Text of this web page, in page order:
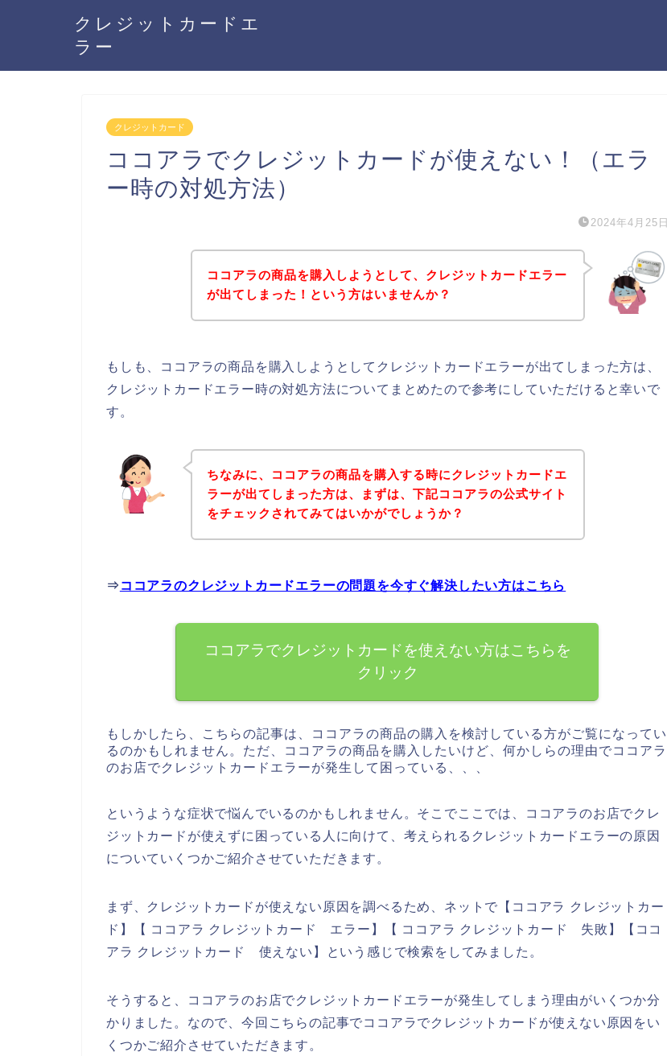
クレジットカードエ
ラー
クレジットカード
ココアラでクレジットカードが使えない！（エラ
ー時の対処方法）
2024年4月25日
ココアラの商品を購入しようとして、クレジットカードエラー
が出てしまった！という方はいませんか？
もしも、ココアラの商品を購入しようとしてクレジットカードエラーが出てしまった方は、
クレジットカードエラー時の対処方法についてまとめたので参考にしていただけると幸いで
す。
ちなみに、ココアラの商品を購入する時にクレジットカードエ
ラーが出てしまった方は、まずは、下記ココアラの公式サイト
をチェックされてみてはいかがでしょうか？
⇒ ココアラのクレジットカードエラーの問題を今すぐ解決したい方はこちら
ココアラでクレジットカードを使えない方はこちらを
クリック
もしかしたら、こちらの記事は、ココアラの商品の購入を検討している方がご覧になってい
るのかもしれません。ただ、ココアラの商品を購入したいけど、何かしらの理由でココアラ
のお店でクレジットカードエラーが発生して困っている、、、
というような症状で悩んでいるのかもしれません。そこでここでは、ココアラのお店でクレ
ジットカードが使えずに困っている人に向けて、考えられるクレジットカードエラーの原因
についていくつかご紹介させていただきます。
まず、クレジットカードが使えない原因を調べるため、ネットで【ココアラ クレジットカー
ド】【 ココアラ クレジットカード エラー】【 ココアラ クレジットカード 失敗】【ココ
アラ クレジットカード 使えない】という感じで検索をしてみました。
そうすると、ココアラのお店でクレジットカードエラーが発生してしまう理由がいくつか分
かりました。なので、今回こちらの記事でココアラでクレジットカードが使えない原因をい
くつかご紹介させていただきます。